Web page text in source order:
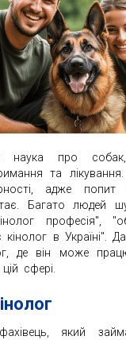
наука про собак,
та
адже попит
Багато людей
професія",
кінолог в Україні".
де він може
сфері.
який